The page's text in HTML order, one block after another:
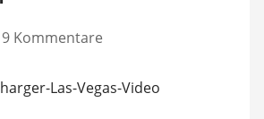
Kommentare